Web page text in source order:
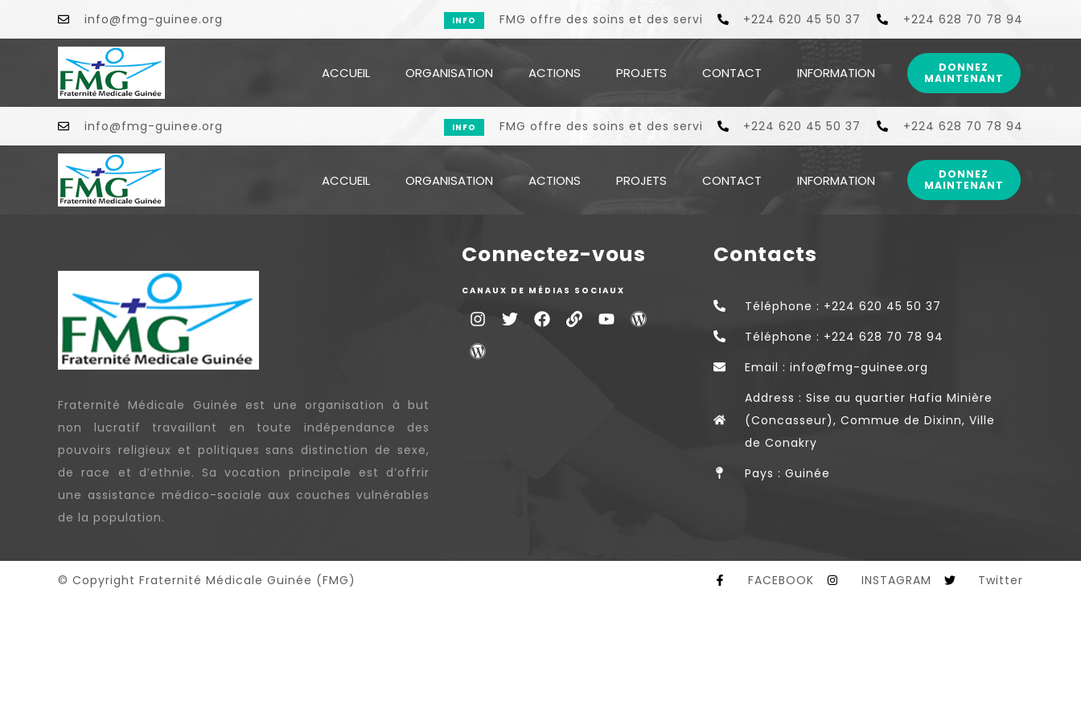
info@fmg-guinee.org INFO FMG offre des soins et des services curatifs, préventifs et promotionnels aux populations
+224 620 45 50 37 +224 628 70 78 94
ACCUEIL ORGANISATION ACTIONS PROJETS CONTACT INFORMATION
DONNEZ
MAINTENANT
info@fmg-guinee.org INFO FMG offre des soins et des services curatifs, préventifs et promotionnels aux populations
+224 620 45 50 37 +224 628 70 78 94
ACCUEIL ORGANISATION ACTIONS PROJETS CONTACT INFORMATION
DONNEZ
MAINTENANT
Fraternité Médicale Guinée est une organisation à but
non lucratif travaillant en toute indépendance des
pouvoirs religieux et politiques sans distinction de sexe,
de race et d’ethnie. Sa vocation principale est d’offrir
une assistance médico-sociale aux couches vulnérables
de la population.
Connectez-vous
CANAUX DE MÉDIAS SOCIAUX
Contacts
Téléphone : +224 620 45 50 37
Téléphone : +224 628 70 78 94
Email : info@fmg-guinee.org
Address : Sise au quartier Hafia Minière
(Concasseur), Commue de Dixinn, Ville
de Conakry
Pays : Guinée
© Copyright Fraternité Médicale Guinée (FMG) FACEBOOK INSTAGRAM Twitter